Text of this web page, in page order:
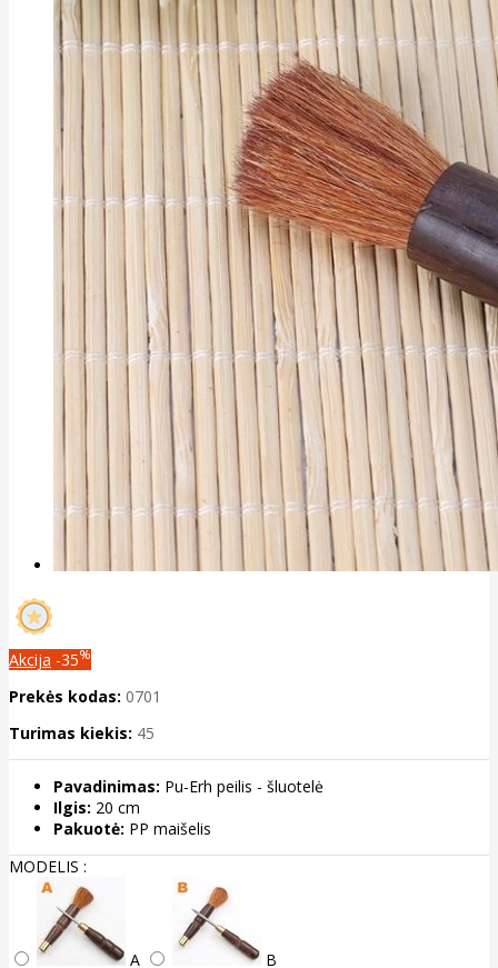
Akcija -35%
Prekės kodas: 0701
Turimas kiekis: 45
Pavadinimas: Pu-Erh peilis - šluotelė
Ilgis: 20 cm
Pakuotė: PP maišelis
MODELIS :
A B